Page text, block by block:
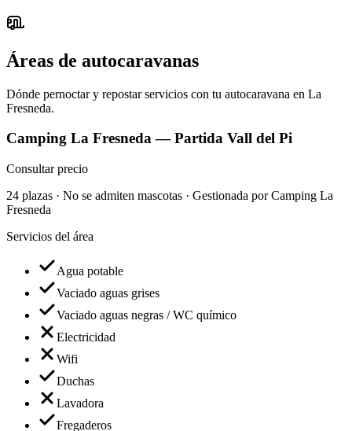
Áreas de autocaravanas
Dónde pernoctar y repostar servicios con tu autocaravana en La
Fresneda.
Camping La Fresneda — Partida Vall del Pi
Consultar precio
24 plazas · No se admiten mascotas · Gestionada por Camping La
Fresneda
Servicios del área
Agua potable
Vaciado aguas grises
Vaciado aguas negras / WC químico
Electricidad
Wifi
Duchas
Lavadora
Fregaderos